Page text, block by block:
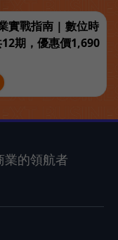
實戰指南 | 數位時
期，優惠價1,690
業的領航者